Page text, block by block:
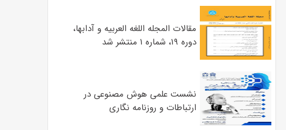
مقالات المجله اللغه العربیه و آدابها،
دوره ۱۹، شماره ۱ منتشر شد
نشست علمی هوش مصنوعی در
ارتباطات و روزنامه نگاری